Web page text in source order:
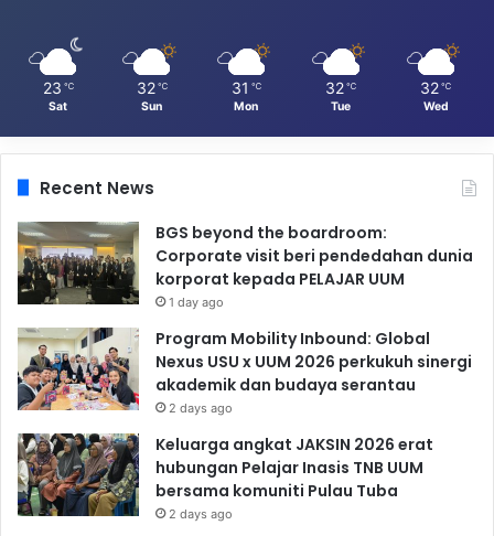
23 ℃
Sat
32 ℃
Sun
31 ℃
Mon
32 ℃
Tue
32 ℃
Wed
Recent News
BGS beyond the boardroom:
Corporate visit beri pendedahan dunia
korporat kepada PELAJAR UUM
1 day ago
Program Mobility Inbound: Global
Nexus USU x UUM 2026 perkukuh sinergi
akademik dan budaya serantau
2 days ago
Keluarga angkat JAKSIN 2026 erat
hubungan Pelajar Inasis TNB UUM
bersama komuniti Pulau Tuba
2 days ago